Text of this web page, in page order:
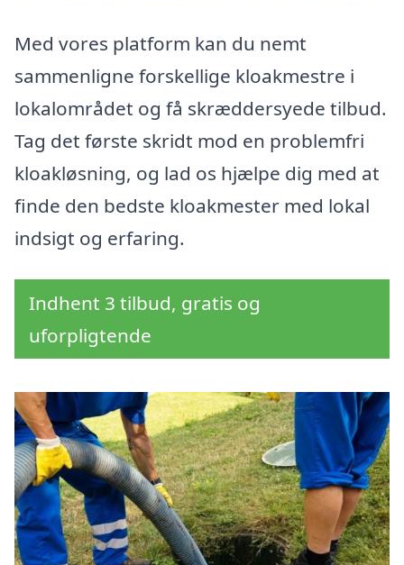
Med vores platform kan du nemt
sammenligne forskellige kloakmestre i
lokalområdet og få skræddersyede tilbud.
Tag det første skridt mod en problemfri
kloakløsning, og lad os hjælpe dig med at
finde den bedste kloakmester med lokal
indsigt og erfaring.
Indhent 3 tilbud, gratis og
uforpligtende